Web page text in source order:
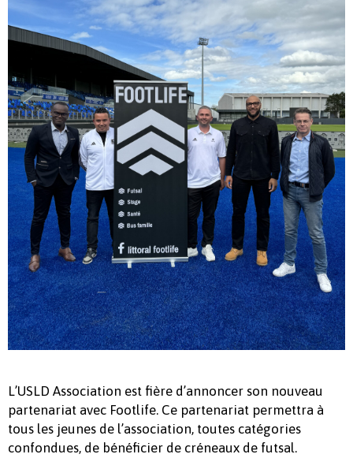
L’USLD Association est fière d’annoncer son nouveau
partenariat avec Footlife. Ce partenariat permettra à
tous les jeunes de l’association, toutes catégories
confondues, de bénéficier de créneaux de futsal.